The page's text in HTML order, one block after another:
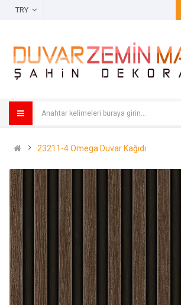
23211-4 Omega Duvar Kağıdı